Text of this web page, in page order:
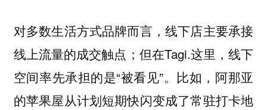
对多数生活方式品牌而言，线下店主要承接
线上流量的成交触点；但在Tagi.这里，线下
空间率先承担的是“被看见”。比如，阿那亚
的苹果屋从计划短期快闪变成了常驻打卡地